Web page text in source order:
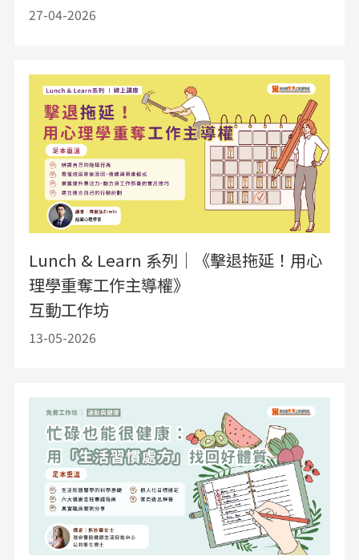
27-04-2026
Lunch & Learn 系列｜《擊退拖延！用心
理學重奪工作主導權》
互動工作坊
13-05-2026